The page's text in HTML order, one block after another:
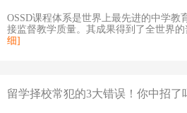
OSSD课程体系是世界上最先进的中学教
接监督教学质量。其成果得到了全世界
细]
留学择校常犯的3大错误！你中招了